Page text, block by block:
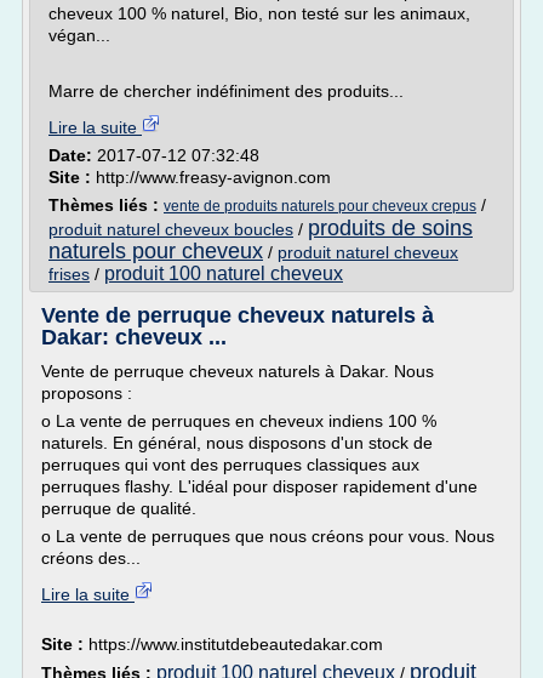
cheveux 100 % naturel, Bio, non testé sur les animaux,
végan...
Marre de chercher indéfiniment des produits...
Lire la suite
Date: 2017-07-12 07:32:48
Site : http://www.freasy-avignon.com
Thèmes liés : vente de produits naturels pour cheveux crepus /
produit naturel cheveux boucles / produits de soins
naturels pour cheveux / produit naturel cheveux
frises / produit 100 naturel cheveux
Vente de perruque cheveux naturels à
Dakar: cheveux ...
Vente de perruque cheveux naturels à Dakar. Nous
proposons :
o La vente de perruques en cheveux indiens 100 %
naturels. En général, nous disposons d'un stock de
perruques qui vont des perruques classiques aux
perruques flashy. L'idéal pour disposer rapidement d'une
perruque de qualité.
o La vente de perruques que nous créons pour vous. Nous
créons des...
Lire la suite
Site : https://www.institutdebeautedakar.com
Thèmes liés : produit 100 naturel cheveux / produit